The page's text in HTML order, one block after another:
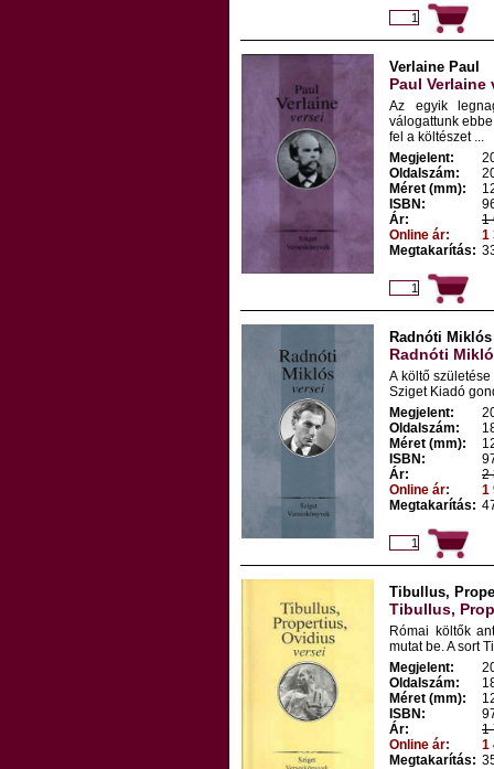
Verlaine Paul
Paul Verlaine
Az egyik
válogattunk
fel a költészet ...
Megjelent:
Oldalszám:
Méret (mm):
ISBN:
Ár:
1
Online ár:
1
Megtakarítás:
Radnóti Miklós
Radnóti
A költő
Sziget Kiadó
Megjelent:
Oldalszám:
Méret (mm):
ISBN:
Ár:
2
Online ár:
1
Megtakarítás:
Tibullus,
Tibullus,
Római költők
mutat be. A sort
Megjelent:
Oldalszám:
Méret (mm):
ISBN:
Ár:
1
Online ár:
1
Megtakarítás: